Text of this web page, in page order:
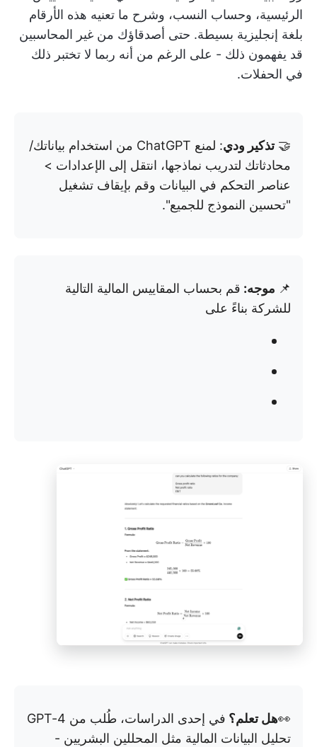
الرئيسية، وحساب النسب، وشرح ما تعنيه هذه الأرقام
بلغة إنجليزية بسيطة. حتى أصدقاؤك من غير المحاسبين
قد يفهمون ذلك - على الرغم من أنه ربما لا تختبر ذلك
في الحفلات.
🤝تذكير ودي
: لمنع ChatGPT من استخدام بياناتك/
محادثاتك لتدريب نماذجها، انتقل إلى الإعدادات >
عناصر التحكم في البيانات وقم بإيقاف تشغيل
"تحسين النموذج للجميع".
📌 موجه: قم بحساب المقاييس المالية التالية
للشركة بناءً على
👀هل تعلم؟
في إحدى الدراسات، طُلب من GPT-4
تحليل البيانات المالية مثل المحللين البشريين -